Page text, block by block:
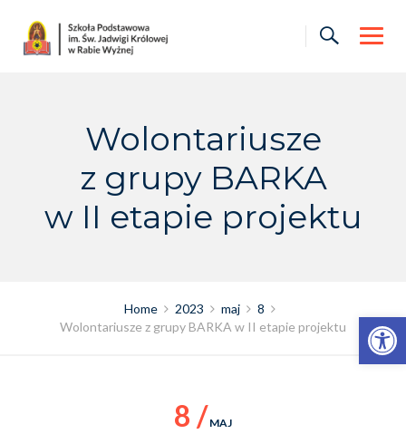
Otwórz pasek narzędzi
content
Wolontariusze
z grupy BARKA
w II etapie projektu
Home 2023 maj
8
Wolontariusze z grupy BARKA w II etapie projektu
8 / MAJ